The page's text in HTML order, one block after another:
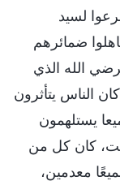
لسيد
ضمائرهم
الله الذي
الناس يتأثرون
يستلهمون
كان كل من
معدمين،